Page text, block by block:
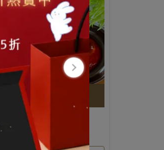
｜範例｜脆薯恰恰【 全素 】
NT$128